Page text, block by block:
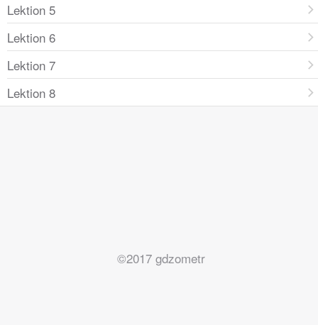
Lektion 5
Lektion 6
Lektion 7
Lektion 8
©2017 gdzometr